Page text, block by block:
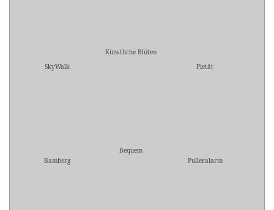
SkyWalk
Künstliche Blüten
Pietät
Bamberg
Bequem
Pulleralarm